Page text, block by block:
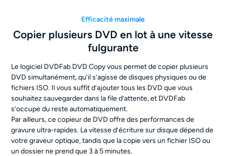
Efficacité maximale
Copier plusieurs DVD en lot à une vitesse
fulgurante
Le logiciel DVDFab DVD Copy vous permet de copier plusieurs
DVD simultanément, qu’il s’agisse de disques physiques ou de
fichiers ISO. Il vous suffit d’ajouter tous les DVD que vous
souhaitez sauvegarder dans la file d’attente, et DVDFab
s’occupe du reste automatiquement.
Par ailleurs, ce copieur de DVD offre des performances de
gravure ultra-rapides. La vitesse d’écriture sur disque dépend de
votre graveur optique, tandis que la copie vers un fichier ISO ou
un dossier ne prend que 3 à 5 minutes.